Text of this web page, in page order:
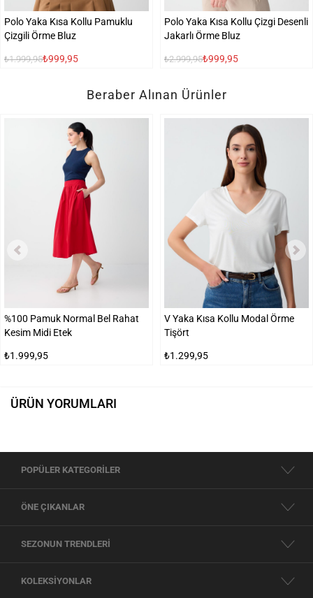
Polo Yaka Kısa Kollu Pamuklu
Çizgili Örme Bluz
₺1.999,95₺999,95
Polo Yaka Kısa Kollu Çizgi Desenli
Jakarlı Örme Bluz
₺2.999,95₺999,95
Beraber Alınan Ürünler
%100 Pamuk Normal Bel Rahat
Kesim Midi Etek
₺1.999,95
V Yaka Kısa Kollu Modal Örme
Tişört
₺1.299,95
ÜRÜN YORUMLARI
POPÜLER KATEGORİLER
ÖNE ÇIKANLAR
SEZONUN TRENDLERİ
KOLEKSİYONLAR